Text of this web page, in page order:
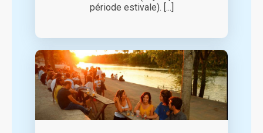
période estivale). [...]